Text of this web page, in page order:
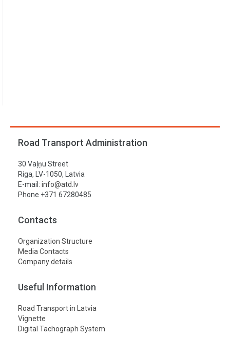
Road Transport Administration
30 Vaļņu Street
Riga, LV-1050, Latvia
E-mail: info@atd.lv
Phone +371 67280485
Contacts
Organization Structure
Media Contacts
Company details
Useful Information
Road Transport in Latvia
Vignette
Digital Tachograph System